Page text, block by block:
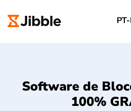
Software de
100%